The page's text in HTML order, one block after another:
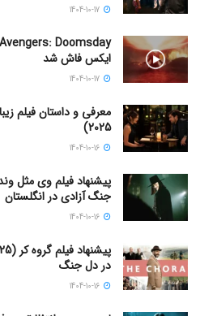
ایکس فاش شد
2025)
جنگ آزادی در انگلستان
در دل جنگ